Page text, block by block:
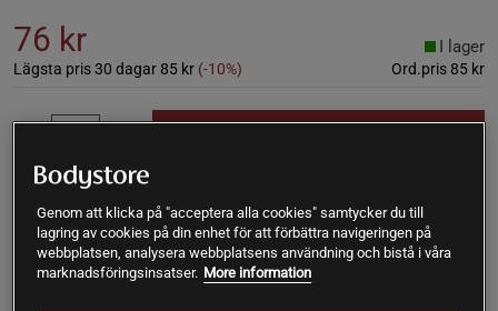
76 kr
Lägsta pris 30 dagar 85 kr (-10%) Ord.pris 85 kr
I lager
SKU #A6350-72 | EAN5016911307195
Genom att klicka på "acceptera alla cookies" samtycker du till
lagring av cookies på din enhet för att förbättra navigeringen på
webbplatsen, analysera webbplatsens användning och bistå i våra
marknadsföringsinsatser. More information